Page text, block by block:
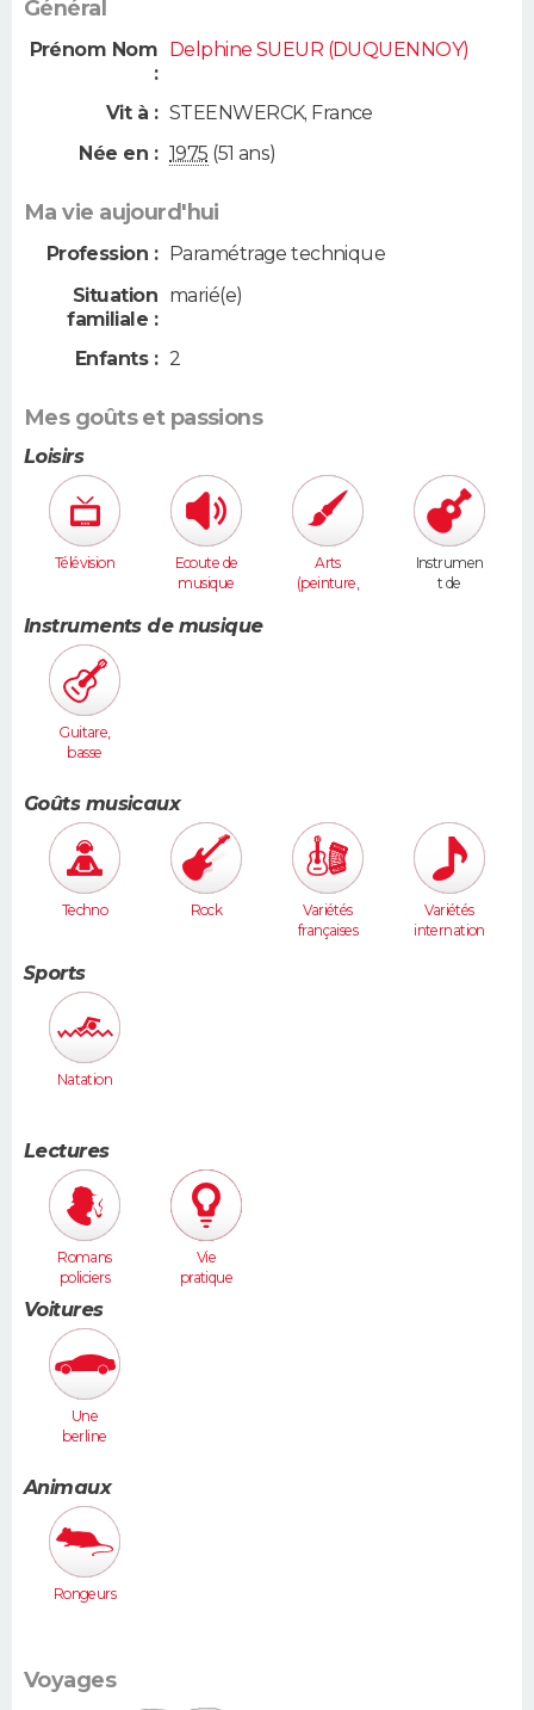
Général
Prénom Nom
:
Delphine SUEUR (DUQUENNOY)
Vit à : STEENWERCK, France
Née en : 1975 (51 ans)
Ma vie aujourd'hui
Profession :
Paramétrage technique
Situation
familiale :
marié(e)
Enfants : 2
Mes goûts et passions
Loisirs
Télévision
Ecoute de
musique
Arts
(peinture,
Instrumen
t de
Instruments de musique
Guitare,
basse
Goûts musicaux
Techno Rock
Variétés
françaises
Variétés
internation
Sports
Natation
Lectures
Romans
policiers
Vie
pratique
Voitures
Une
berline
Animaux
Rongeurs
Voyages